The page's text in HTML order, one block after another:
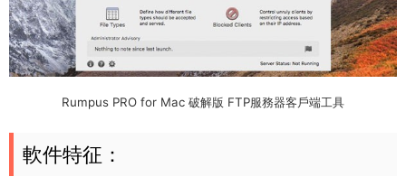
Rumpus PRO for Mac 破解版 FTP服務器客戶端工具
軟件特征：